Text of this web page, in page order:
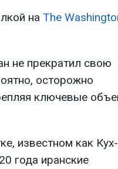
на The
не прекратил свою
осторожно
ключевые
известном как
года иранские